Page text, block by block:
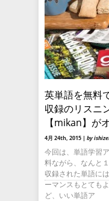
英単語を無料
収録のリスニ
【mikan】が
4月 24th, 2015 | by
今回は、単語学習
料ながら、なんと
収録された単語に
ーマンスもとても
ど、いい単語ア